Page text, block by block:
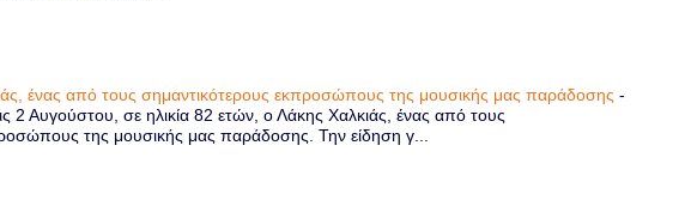
ένας από τους σημαντικότερους εκπροσώπους της μουσικής μας παράδοσης-
2 Αυγούστου, σε ηλικία 82 ετών, ο Λάκης Χαλκιάς, ένας από τους
της μουσικής μας παράδοσης. Την είδηση γ...